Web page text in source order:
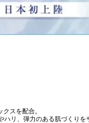
スを配合。
ハリ、弾力のある肌づくり